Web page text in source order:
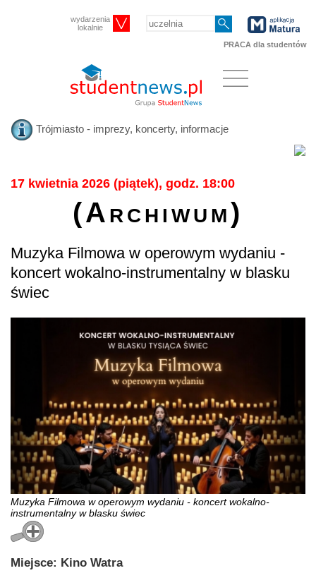
wydarzenia
lokalnie
PRACA dla studentów
Trójmiasto - imprezy, koncerty, informacje
17 kwietnia 2026 (piątek), godz. 18:00
(Archiwum)
Muzyka Filmowa w operowym wydaniu -
koncert wokalno-instrumentalny w blasku
świec
Muzyka Filmowa w operowym wydaniu - koncert wokalno-
instrumentalny w blasku świec
Miejsce: Kino Watra